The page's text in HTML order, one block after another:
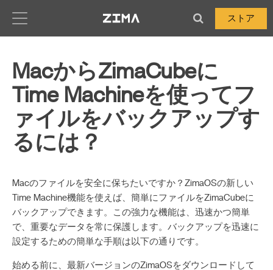
ストア
MacからZimaCubeに
Time Machineを使ってフ
ァイルをバックアップす
るには？
Macのファイルを安全に保ちたいですか？ZimaOSの新しい
Time Machine機能を使えば、簡単にファイルをZimaCubeに
バックアップできます。この強力な機能は、迅速かつ簡単
で、重要なデータを常に保護します。バックアップを迅速に
設定するための簡単な手順は以下の通りです。
始める前に、最新バージョンのZimaOSをダウンロードして